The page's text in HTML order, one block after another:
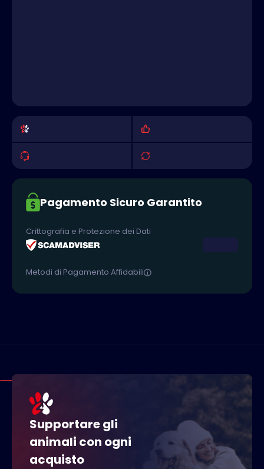
Pagamento Sicuro Garantito
Crittografia e Protezione dei Dati
Metodi di Pagamento Affidabili
Supportare gli
animali con ogni
acquisto